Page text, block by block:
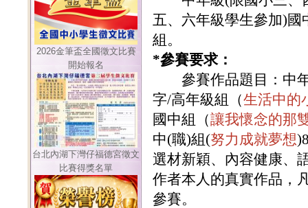
2026金筆盃全國徵文比賽
開始報名
台北內湖下灣仔福德宮徵文
比賽得獎名單
五、六年級學生參加)國
組 。
*參賽要求：
參賽作品題目： 中
字/高年級組（生活中的
國中組（讓我懷念的那
中(職)組(努力成就夢想
選材新穎、內容健康、
作者本人的真實作品，
參賽。